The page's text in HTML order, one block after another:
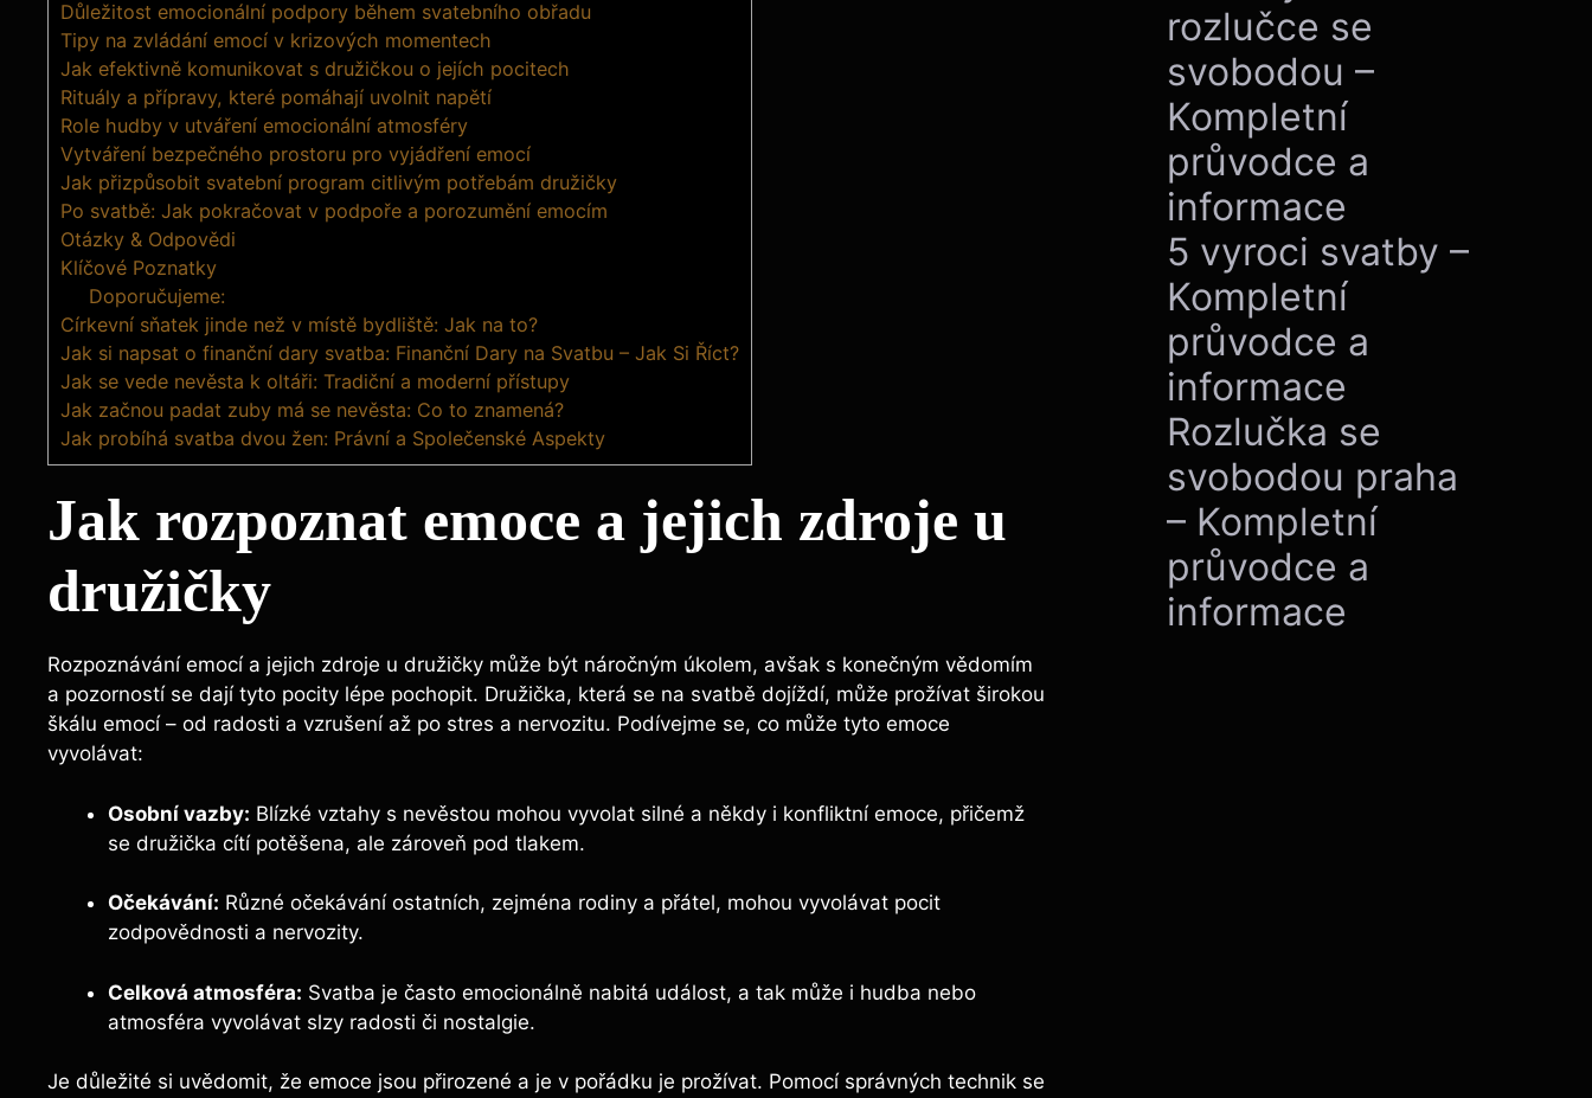
Důležitost emocionální podpory během svatebního obřadu
Tipy na zvládání emocí v krizových momentech
Jak efektivně komunikovat s družičkou o jejích pocitech
Rituály a přípravy, které pomáhají uvolnit napětí
Role hudby v utváření emocionální atmosféry
Vytváření bezpečného prostoru pro vyjádření emocí
Jak přizpůsobit svatební program citlivým potřebám družičky
Po svatbě: Jak pokračovat v podpoře a porozumění emocím
Otázky & Odpovědi
Klíčové Poznatky
Doporučujeme:
Církevní sňatek jinde než v místě bydliště: Jak na to?
Jak si napsat o finanční dary svatba: Finanční Dary na Svatbu – Jak Si Říct?
Jak se vede nevěsta k oltáři: Tradiční a moderní přístupy
Jak začnou padat zuby má se nevěsta: Co to znamená?
Jak probíhá svatba dvou žen: Právní a Společenské Aspekty
Jak rozpoznat emoce a jejich zdroje u
družičky
Rozpoznávání emocí a jejich zdroje u družičky může být náročným úkolem, avšak s konečným vědomím
a pozorností se dají tyto pocity lépe pochopit. Družička, která se na svatbě dojíždí, může prožívat širokou
škálu emocí – od radosti a vzrušení až po stres a nervozitu. Podívejme se, co může tyto emoce
vyvolávat:
Osobní vazby: Blízké vztahy s nevěstou mohou vyvolat silné a někdy i konfliktní emoce, přičemž
se družička cítí potěšena, ale zároveň pod tlakem.
Očekávání: Různé očekávání ostatních, zejména rodiny a přátel, mohou vyvolávat pocit
zodpovědnosti a nervozity.
Celková atmosféra: Svatba je často emocionálně nabitá událost, a tak může i hudba nebo
atmosféra vyvolávat slzy radosti či nostalgie.
Je důležité si uvědomit, že emoce jsou přirozené a je v pořádku je prožívat. Pomocí správných technik se
rozlučce se
svobodou –
Kompletní
průvodce a
informace
5 vyroci svatby –
Kompletní
průvodce a
informace
Rozlučka se
svobodou praha
– Kompletní
průvodce a
informace